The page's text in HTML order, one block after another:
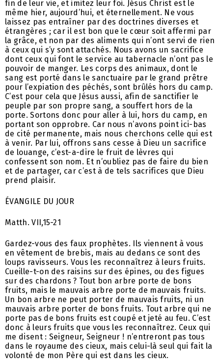
fin de leur vie, et imitez leur foi. Jésus Christ est le
même hier, aujourd’hui, et éternellement. Ne vous
laissez pas entraîner par des doctrines diverses et
étrangères ; car il est bon que le cœur soit affermi par
la grâce, et non par des aliments qui n’ont servi de rien
à ceux qui s’y sont attachés. Nous avons un sacrifice
dont ceux qui font le service au tabernacle n’ont pas le
pouvoir de manger. Les corps des animaux, dont le
sang est porté dans le sanctuaire par le grand prêtre
pour l’expiation des péchés, sont brûlés hors du camp.
C’est pour cela que Jésus aussi, afin de sanctifier le
peuple par son propre sang, a souffert hors de la
porte. Sortons donc pour aller à lui, hors du camp, en
portant son opprobre. Car nous n’avons point ici-bas
de cité permanente, mais nous cherchons celle qui est
à venir. Par lui, offrons sans cesse à Dieu un sacrifice
de louange, c’est-a-dire le fruit de lèvres qui
confessent son nom. Et n’oubliez pas de faire du bien
et de partager, car c’est à de tels sacrifices que Dieu
prend plaisir.
ÉVANGILE DU JOUR
Matth. VII,15-21
Gardez-vous des faux prophètes. Ils viennent à vous
en vêtement de brebis, mais au dedans ce sont des
loups ravisseurs. Vous les reconnaîtrez à leurs fruits.
Cueille-t-on des raisins sur des épines, ou des figues
sur des chardons ? Tout bon arbre porte de bons
fruits, mais le mauvais arbre porte de mauvais fruits.
Un bon arbre ne peut porter de mauvais fruits, ni un
mauvais arbre porter de bons fruits. Tout arbre qui ne
porte pas de bons fruits est coupé et jeté au feu. C’est
donc à leurs fruits que vous les reconnaîtrez. Ceux qui
me disent : Seigneur, Seigneur ! n’entreront pas tous
dans le royaume des cieux, mais celui-là seul qui fait la
volonté de mon Père qui est dans les cieux.